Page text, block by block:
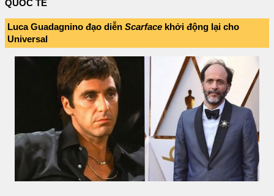
QUỐC TẾ
Luca Guadagnino đạo diễn Scarface khởi động lại cho
Universal